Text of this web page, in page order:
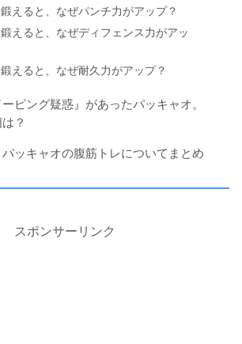
えると、なぜパンチ力がアップ？
えると、なぜディフェンス力がアッ
えると、なぜ耐久力がアップ？
ピング疑惑』があったパッキャオ。
？
ッキャオの腹筋トレについてまとめ
スポンサーリンク